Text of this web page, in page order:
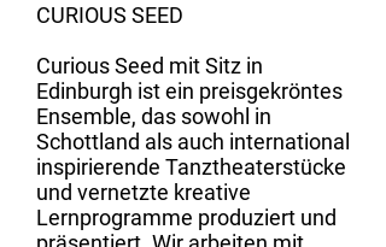
​CURIOUS SEED
Curious Seed mit Sitz in
Edinburgh ist ein preisgekröntes
Ensemble, das sowohl in
Schottland als auch international
inspirierende Tanztheaterstücke
und vernetzte kreative
Lernprogramme produziert und